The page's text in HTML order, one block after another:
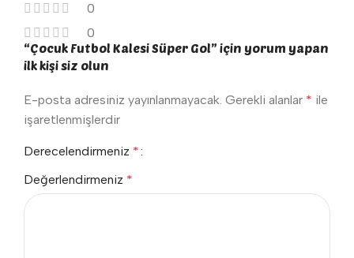
0
0
“Çocuk Futbol Kalesi Süper Gol” için yorum yapan
ilk kişi siz olun
E-posta adresiniz yayınlanmayacak. Gerekli alanlar * ile
işaretlenmişlerdir
Derecelendirmeniz *
Değerlendirmeniz *